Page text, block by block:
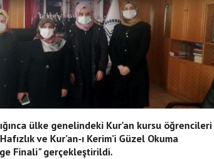
ülke genelindeki Kur’an kursu öğrencileri
ve Kur’an-ı Kerim’i Güzel Okuma
Finali" gerçekleştirildi.